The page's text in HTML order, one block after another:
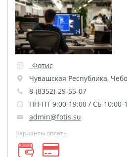
Пластификация
Фотопостер
Печать на
самоклеящемся виниле
Фото на стекле и
акриле
Печать на баннере
Фотообои
Трафареты
Печать на прозрачной
пленке
Рекламные конструкции
_Фотис
Чувашская Республика,
8-(8352)-29-55-07
ПН-ПТ 9:00-19:00 / СБ
admin@fotis.su
Варианты оплаты